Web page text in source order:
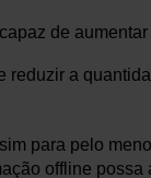
de
reduzir a
para pelo
offline